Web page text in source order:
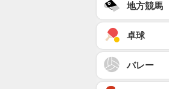
地方競馬
卓球
バレー